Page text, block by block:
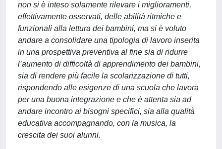
non si è inteso solamente rilevare i miglioramenti,
effettivamente osservati, delle abilità ritmiche e
funzionali alla lettura dei bambini, ma si è voluto
andare a consolidare una tipologia di lavoro inserita
in una prospettiva preventiva al fine sia di ridurre
l’aumento di difficoltà di apprendimento dei bambini,
sia di rendere più facile la scolarizzazione di tutti,
rispondendo alle esigenze di una scuola che lavora
per una buona integrazione e che è attenta sia ad
andare incontro ai bisogni specifici, sia alla qualità
educativa accompagnando, con la musica, la
crescita dei suoi alunni.